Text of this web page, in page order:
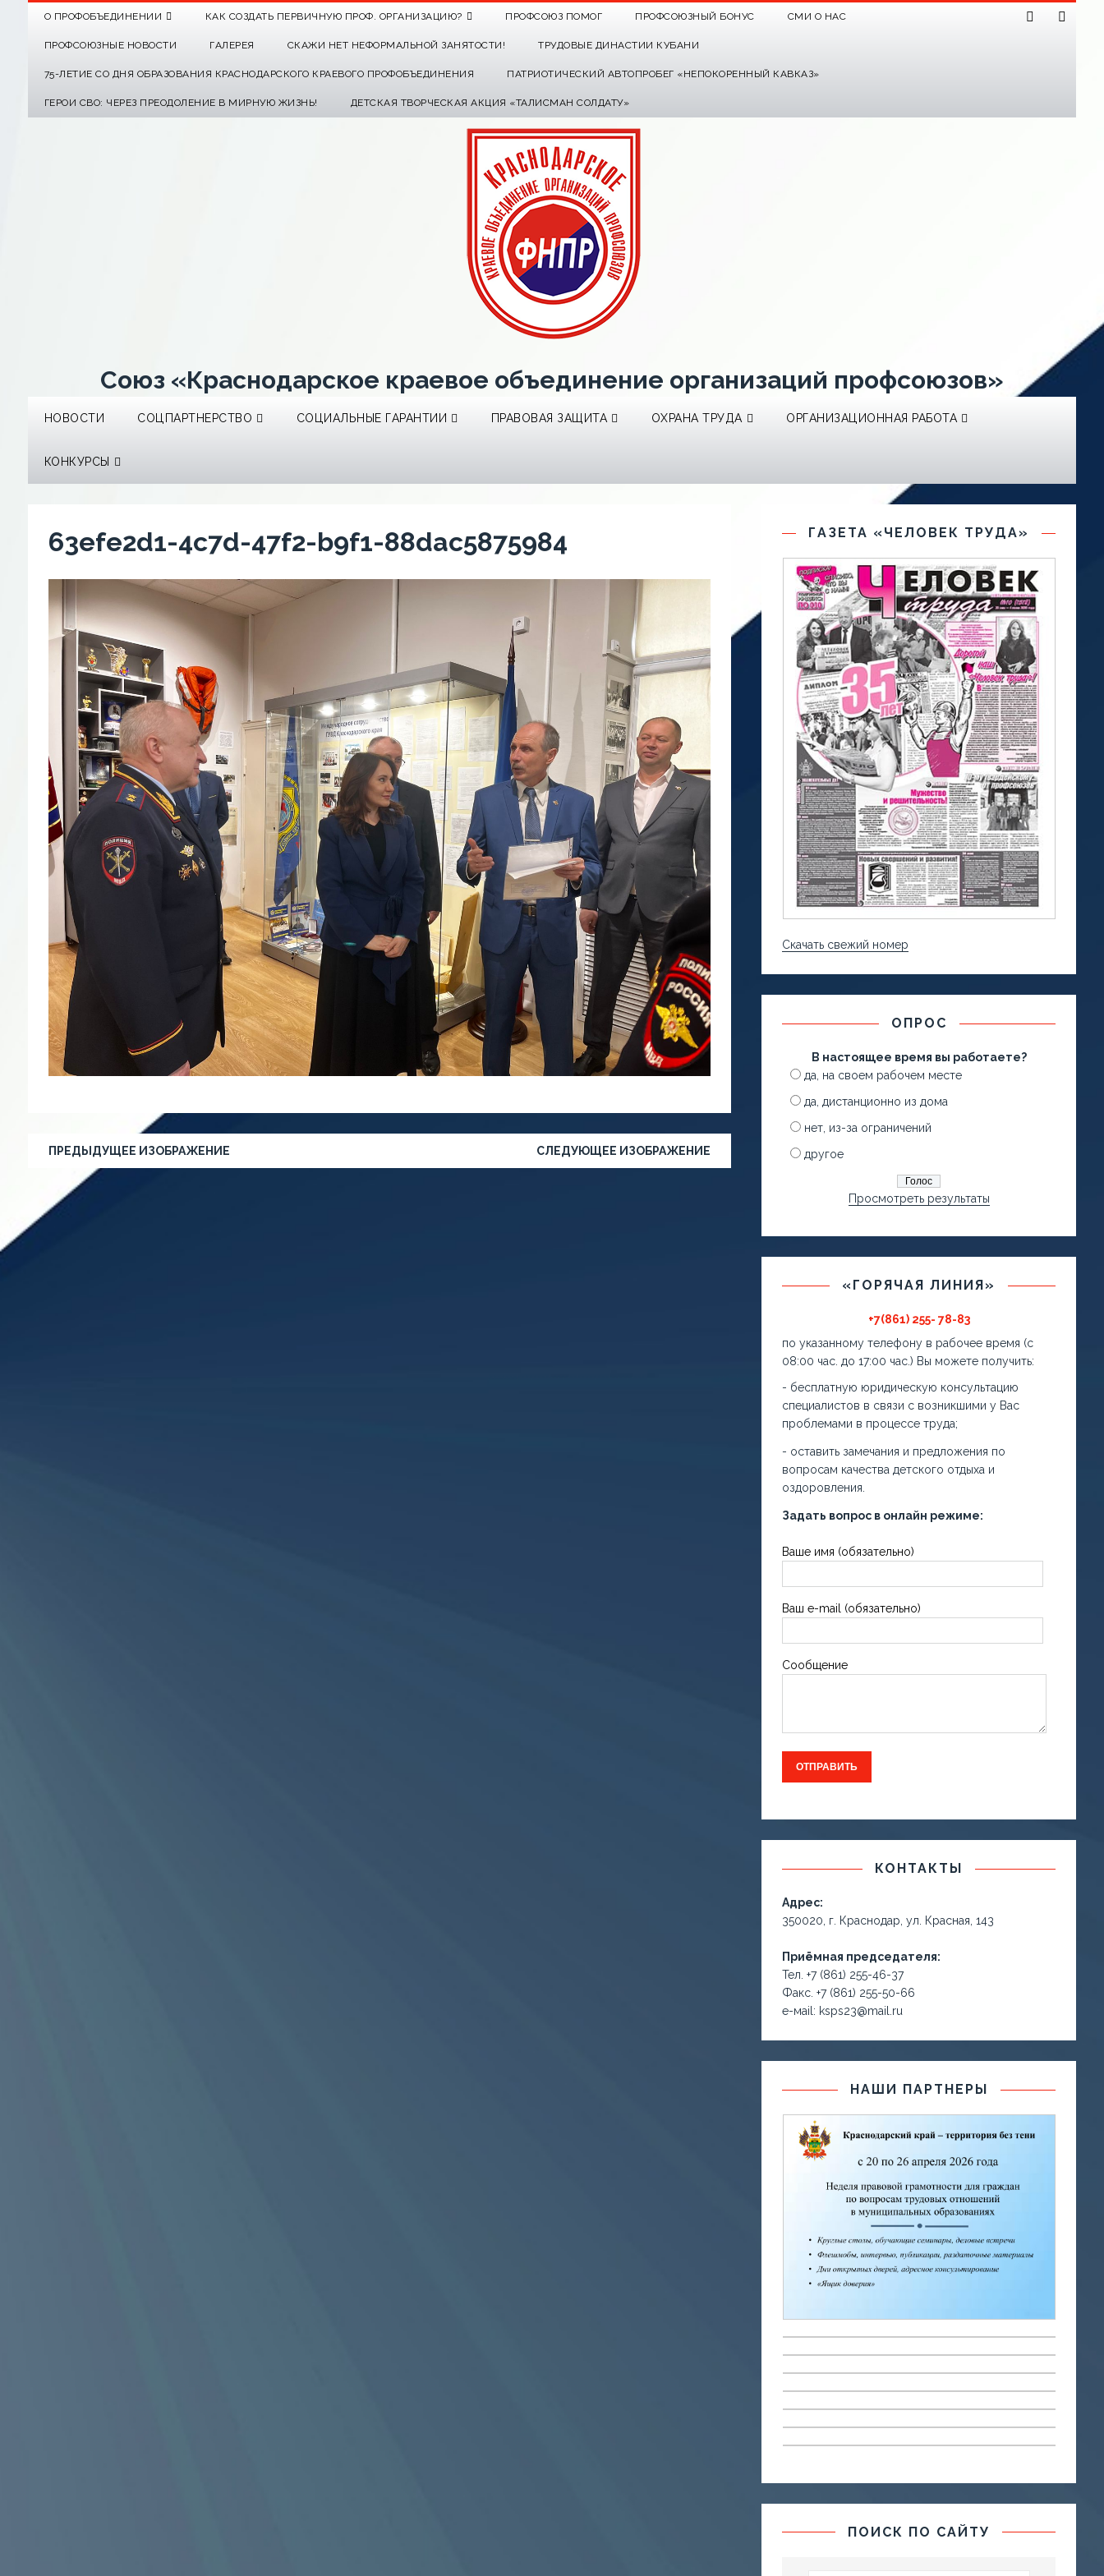
О ПРОФОБЪЕДИНЕНИИ КАК СОЗДАТЬ ПЕРВИЧНУЮ ПРОФ. ОРГАНИЗАЦИЮ? ПРОФСОЮЗ ПОМОГ ПРОФСОЮЗНЫЙ БОНУС СМИ О НАС
ПРОФСОЮЗНЫЕ НОВОСТИ ГАЛЕРЕЯ СКАЖИ НЕТ НЕФОРМАЛЬНОЙ ЗАНЯТОСТИ! ТРУДОВЫЕ ДИНАСТИИ КУБАНИ
75-ЛЕТИЕ СО ДНЯ ОБРАЗОВАНИЯ КРАСНОДАРСКОГО КРАЕВОГО ПРОФОБЪЕДИНЕНИЯ ПАТРИОТИЧЕСКИЙ АВТОПРОБЕГ «НЕПОКОРЕННЫЙ КАВКАЗ»
ГЕРОИ СВО: ЧЕРЕЗ ПРЕОДОЛЕНИЕ В МИРНУЮ ЖИЗНЬ! ДЕТСКАЯ ТВОРЧЕСКАЯ АКЦИЯ «ТАЛИСМАН СОЛДАТУ»
Союз «Краснодарское краевое объединение организаций профсоюзов»
НОВОСТИ СОЦПАРТНЕРСТВО СОЦИАЛЬНЫЕ ГАРАНТИИ ПРАВОВАЯ ЗАЩИТА ОХРАНА ТРУДА ОРГАНИЗАЦИОННАЯ РАБОТА
КОНКУРСЫ
63efe2d1-4c7d-47f2-b9f1-88dac5875984
ПРЕДЫДУЩЕЕ ИЗОБРАЖЕНИЕ СЛЕДУЮЩЕЕ ИЗОБРАЖЕНИЕ
ГАЗЕТА «ЧЕЛОВЕК ТРУДА»
Скачать свежий номер
ОПРОС
В настоящее время вы работаете?
да, на своем рабочем месте
да, дистанционно из дома
нет, из-за ограничений
другое
Просмотреть результаты
«ГОРЯЧАЯ ЛИНИЯ»
+7(861) 255- 78-83
по указанному телефону в рабочее время (с
08:00 час. до 17:00 час.) Вы можете получить:
- бесплатную юридическую консультацию
специалистов в связи с возникшими у Вас
проблемами в процессе труда;
- оставить замечания и предложения по
вопросам качества детского отдыха и
оздоровления.
Задать вопрос в онлайн режиме:
Ваше имя (обязательно)
Ваш e-mail (обязательно)
Сообщение
КОНТАКТЫ
Адрес:
350020, г. Краснодар, ул. Красная, 143
Приёмная председателя:
Тел. +7 (861) 255-46-37
Факс. +7 (861) 255-50-66
е-маil: ksps23@mail.ru
НАШИ ПАРТНЕРЫ
ПОИСК ПО САЙТУ